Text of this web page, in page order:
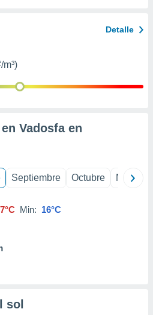
Detalle
Vadosfa en
Septiembre Octubre
Min: 16°C
sol